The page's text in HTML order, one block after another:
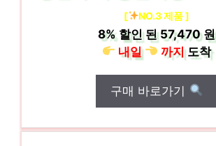
[ NO.3 제품 ]
8% 할인 된57,470 원
내일
까지도착
구매 바로가기